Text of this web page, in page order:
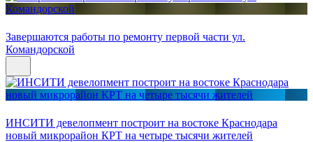
Завершаются работы по ремонту первой части ул.
Командорской
ИНСИТИ девелопмент построит на востоке Краснодара
новый микрорайон КРТ на четыре тысячи жителей